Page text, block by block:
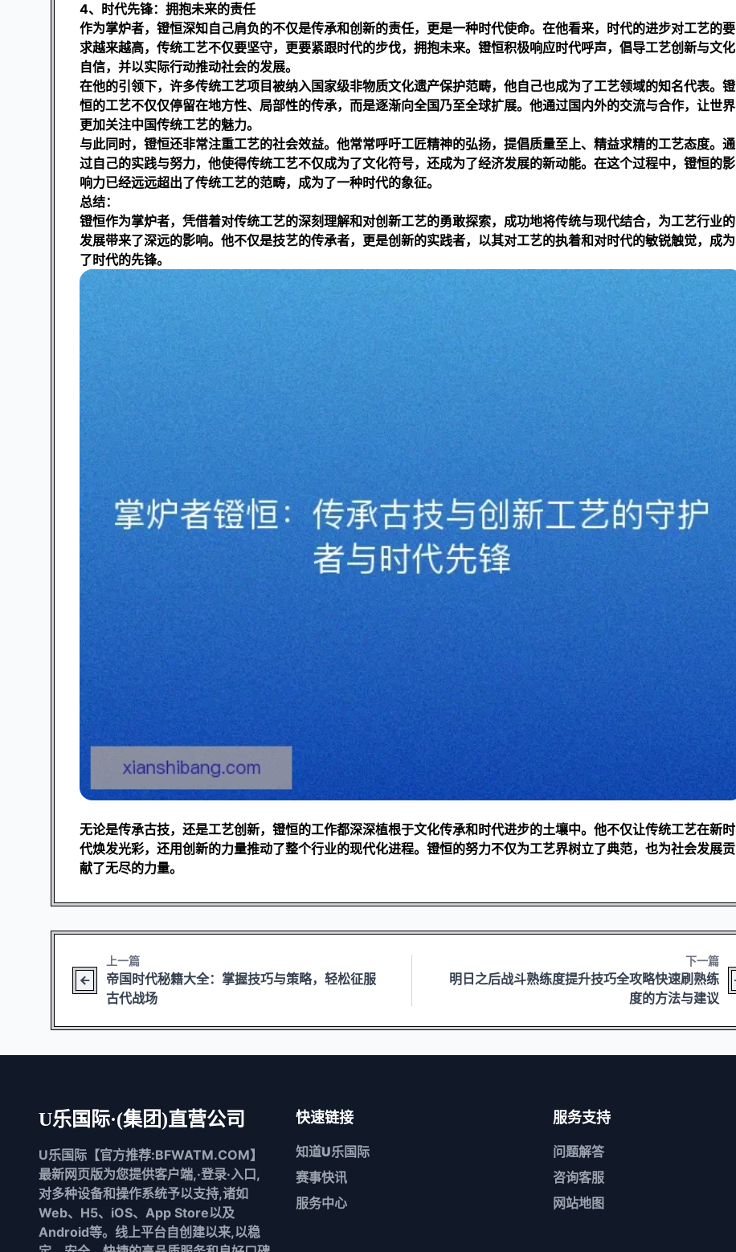
4、时代先锋：拥抱未来的责任
作为掌炉者，镫恒深知自己肩负的不仅是传承和创新的责任，更是一种时代使命。在他看来，时代的进步对工艺的要
求越来越高，传统工艺不仅要坚守，更要紧跟时代的步伐，拥抱未来。镫恒积极响应时代呼声，倡导工艺创新与文化
自信，并以实际行动推动社会的发展。
在他的引领下，许多传统工艺项目被纳入国家级非物质文化遗产保护范畴，他自己也成为了工艺领域的知名代表。镫
恒的工艺不仅仅停留在地方性、局部性的传承，而是逐渐向全国乃至全球扩展。他通过国内外的交流与合作，让世界
更加关注中国传统工艺的魅力。
与此同时，镫恒还非常注重工艺的社会效益。他常常呼吁工匠精神的弘扬，提倡质量至上、精益求精的工艺态度。通
过自己的实践与努力，他使得传统工艺不仅成为了文化符号，还成为了经济发展的新动能。在这个过程中，镫恒的影
响力已经远远超出了传统工艺的范畴，成为了一种时代的象征。
总结：
镫恒作为掌炉者，凭借着对传统工艺的深刻理解和对创新工艺的勇敢探索，成功地将传统与现代结合，为工艺行业的
发展带来了深远的影响。他不仅是技艺的传承者，更是创新的实践者，以其对工艺的执着和对时代的敏锐触觉，成为
了时代的先锋。
无论是传承古技，还是工艺创新，镫恒的工作都深深植根于文化传承和时代进步的土壤中。他不仅让传统工艺在新时
代焕发光彩，还用创新的力量推动了整个行业的现代化进程。镫恒的努力不仅为工艺界树立了典范，也为社会发展贡
献了无尽的力量。
上一篇
帝国时代秘籍大全：掌握技巧与策略，轻松征服
古代战场
下一篇
明日之后战斗熟练度提升技巧全攻略快速刷熟练
度的方法与建议
U乐国际·(集团)直营公司
U乐国际【官方推荐:BFWATM.COM】
最新网页版为您提供客户端,·登录·入口,
对多种设备和操作系统予以支持,诸如
Web、H5、iOS、App Store以及
Android等。线上平台自创建以来,以稳
快速链接
知道U乐国际
赛事快讯
服务中心
服务支持
问题解答
咨询客服
网站地图